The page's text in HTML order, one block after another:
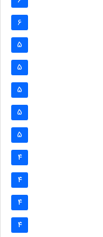
6
5
5
5
5
5
4
4
4
4